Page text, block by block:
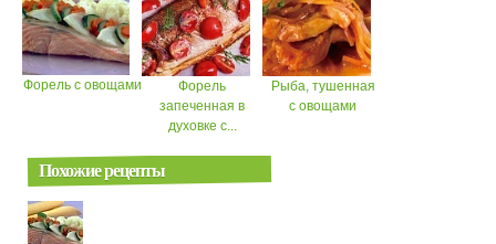
Форель с овощами
Форель
запеченная в
духовке с...
Рыба, тушенная
с овощами
Похожие рецепты